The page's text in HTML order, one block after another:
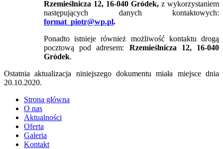
Rzemieślnicza 12, 16-040 Gródek, z wykorzystaniem
następujących danych kontaktowych:
format_piotr@wp.pl.
Ponadto istnieje również możliwość kontaktu drogą
pocztową pod adresem: Rzemieślnicza 12, 16-040
Gródek.
Ostatnia aktualizacja niniejszego dokumentu miała miejsce dnia
20.10.2020.
Strona główna
O nas
Aktualności
Oferta
Galeria
Kontakt